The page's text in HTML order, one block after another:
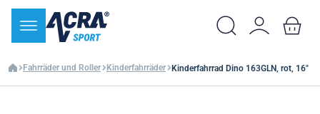
Fahrräder und Roller Kinderfahrräder Kinderfahrrad Dino 163GLN, rot, 16"